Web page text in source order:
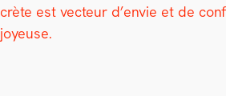
crète est vecteur d’envie et de
joyeuse.